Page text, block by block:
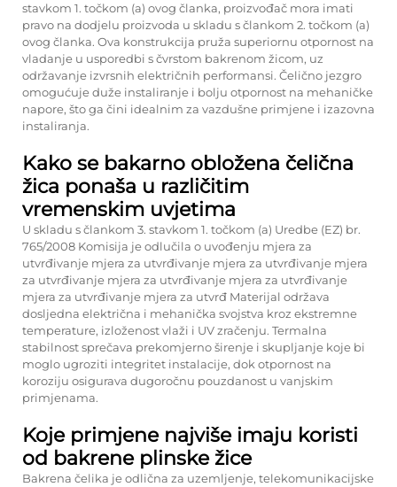
stavkom 1. točkom (a) ovog članka, proizvođač mora imati
pravo na dodjelu proizvoda u skladu s člankom 2. točkom (a)
ovog članka. Ova konstrukcija pruža superiornu otpornost na
vladanje u usporedbi s čvrstom bakrenom žicom, uz
održavanje izvrsnih električnih performansi. Čelično jezgro
omogućuje duže instaliranje i bolju otpornost na mehaničke
napore, što ga čini idealnim za vazdušne primjene i izazovna
instaliranja.
Kako se bakarno obložena čelična
žica ponaša u različitim
vremenskim uvjetima
U skladu s člankom 3. stavkom 1. točkom (a) Uredbe (EZ) br.
765/2008 Komisija je odlučila o uvođenju mjera za
utvrđivanje mjera za utvrđivanje mjera za utvrđivanje mjera
za utvrđivanje mjera za utvrđivanje mjera za utvrđivanje
mjera za utvrđivanje mjera za utvrđ Materijal održava
dosljedna električna i mehanička svojstva kroz ekstremne
temperature, izloženost vlaži i UV zračenju. Termalna
stabilnost sprečava prekomjerno širenje i skupljanje koje bi
moglo ugroziti integritet instalacije, dok otpornost na
koroziju osigurava dugoročnu pouzdanost u vanjskim
primjenama.
Koje primjene najviše imaju koristi
od bakrene plinske žice
Bakrena čelika je odlična za uzemljenje, telekomunikacijske